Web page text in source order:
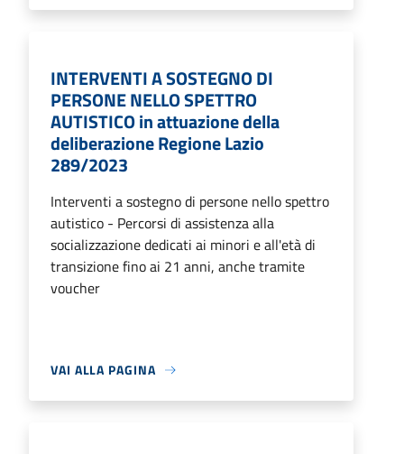
INTERVENTI A SOSTEGNO DI
PERSONE NELLO SPETTRO
AUTISTICO in attuazione della
deliberazione Regione Lazio
289/2023
Interventi a sostegno di persone nello spettro
autistico - Percorsi di assistenza alla
socializzazione dedicati ai minori e all'età di
transizione fino ai 21 anni, anche tramite
voucher
VAI ALLA PAGINA